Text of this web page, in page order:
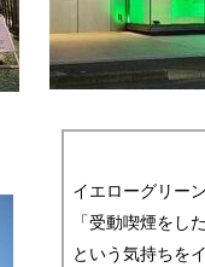
イエローグリー
「受動喫煙をし
という気持ちを